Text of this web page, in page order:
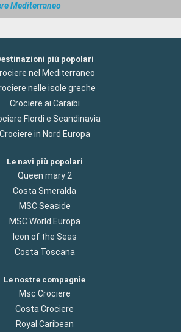
Mediterraneo
più popolari
nel Mediterraneo
nelle isole greche
Crociere ai Caraibi
Flordi e Scandinavia
Crociere in Nord Europa
Le navi più popolari
Queen mary 2
Costa Smeralda
MSC Seaside
MSC World Europa
Icon of the Seas
Costa Toscana
Le nostre compagnie
Msc Crociere
Costa Crociere
Royal Caribean